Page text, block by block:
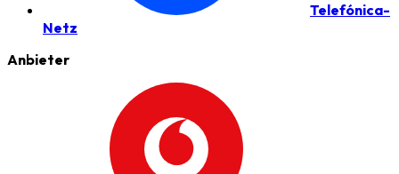
Telefónica-
Netz
Anbieter